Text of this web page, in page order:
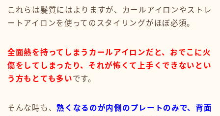
これらは髪質にはよりますが、カールアイロンやストレ
ートアイロンを使ってのスタイリングがほぼ必須。
全面熱を持ってしまうカールアイロンだと、おでこに火
傷をしてしまったり、それが怖くて上手くできないとい
う方もとても多いです。
そんな時も、熱くなるのが内側のプレートのみで、背面